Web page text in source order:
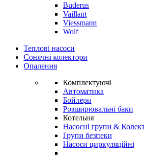
Buderus
Vaillant
Viessmann
Wolf
Теплові насоси
Сонячні колектори
Опалення
Комплектуючі
Автоматика
Бойлери
Розширювальні баки
Котельня
Насосні групи &
Групи безпеки
Насоси циркуляційні